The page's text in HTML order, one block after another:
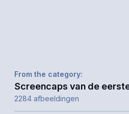
From the category:
Screencaps van de
2284 afbeeldingen